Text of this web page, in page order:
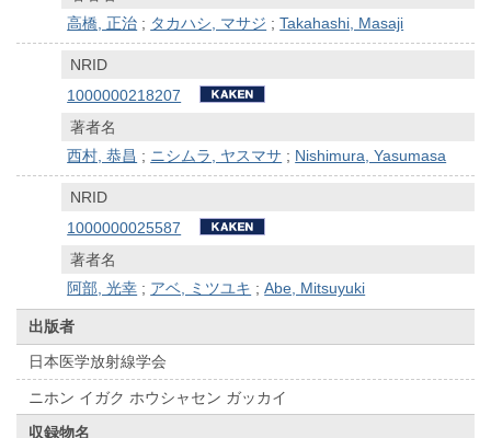
高橋, 正治 ; タカハシ, マサジ ;Takahashi, Masaji
NRID
1000000218207
著者名
西村, 恭昌 ; ニシムラ, ヤスマサ ; Nishimura, Yasumasa
NRID
1000000025587
著者名
阿部, 光幸 ; アベ, ミツユキ ;Abe, Mitsuyuki
出版者
日本医学放射線学会
ニホン イガク ホウシャセン ガッカイ
収録物名